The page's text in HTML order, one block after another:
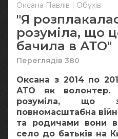
Оксана Павлів | Обухів
"Я
розуміла, що
бачила в АТО"
Переглядів 380
Оксана з 2014 по
АТО як волонтер.
розуміла, що
повномасштабна
та родичами вони
село до батьків на